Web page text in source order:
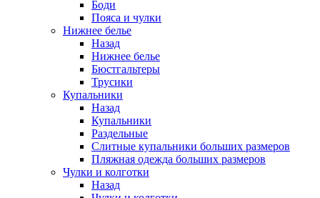
Боди
Пояса и чулки
Нижнее белье
Назад
Нижнее белье
Бюстгальтеры
Трусики
Купальники
Назад
Купальники
Раздельные
Слитные купальники больших размеров
Пляжная одежда больших размеров
Чулки и колготки
Назад